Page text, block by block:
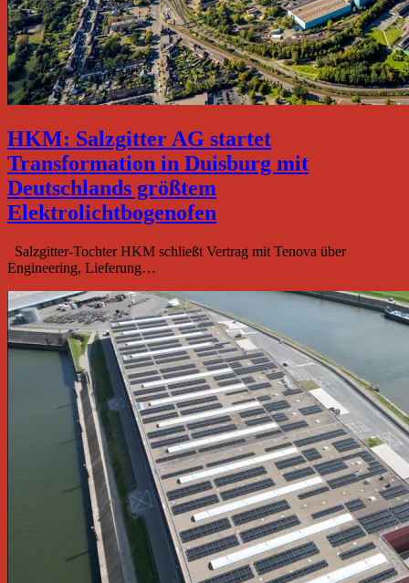
HKM: Salzgitter AG startet
Transformation in Duisburg mit
Deutschlands größtem
Elektrolichtbogenofen
Salzgitter-Tochter HKM schließt Vertrag mit Tenova über
Engineering, Lieferung…